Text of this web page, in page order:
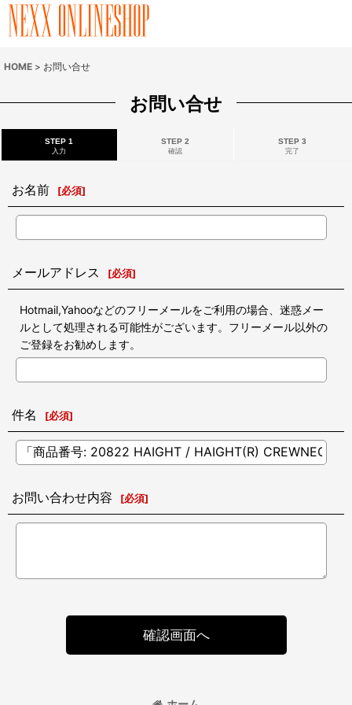
HOME > お問い合せ
お問い合せ
STEP 1
入力
STEP 2
確認
STEP 3
完了
お名前 [必須]
メールアドレス [必須]
Hotmail,Yahooなどのフリーメールをご利用の場合、迷惑メー
ルとして処理される可能性がございます。フリーメール以外の
ご登録をお勧めします。
件名 [必須]
お問い合わせ内容 [必須]
確認画面へ